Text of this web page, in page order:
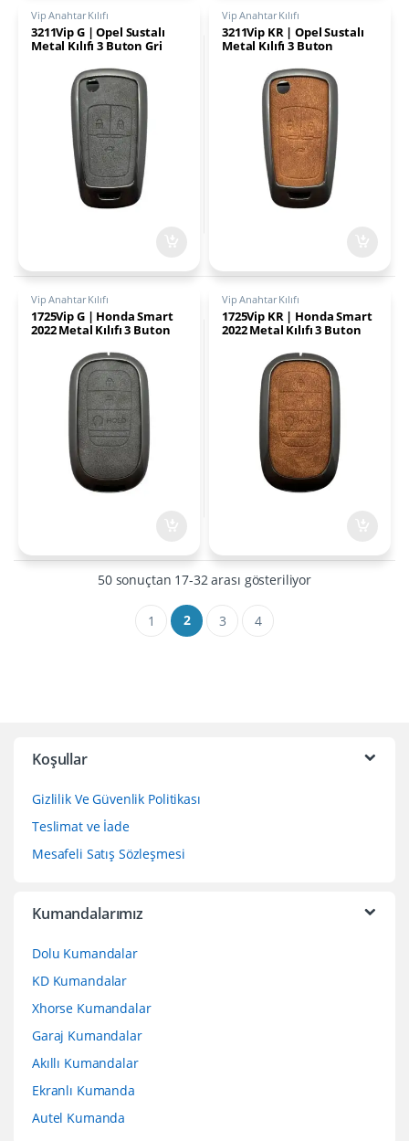
Vip Anahtar Kılıfı
3211Vip G | Opel Sustalı
Metal Kılıfı 3 Buton Gri
Vip Anahtar Kılıfı
3211Vip KR | Opel Sustalı
Metal Kılıfı 3 Buton
Vip Anahtar Kılıfı
1725Vip G | Honda Smart
2022 Metal Kılıfı 3 Buton
Vip Anahtar Kılıfı
1725Vip KR | Honda Smart
2022 Metal Kılıfı 3 Buton
50 sonuçtan 17-32 arası gösteriliyorEn yeniye göre
1 2 3 4
Koşullar
Gizlilik Ve Güvenlik Politikası
Teslimat ve İade
Mesafeli Satış Sözleşmesi
Kumandalarımız
Dolu Kumandalar
KD Kumandalar
Xhorse Kumandalar
Garaj Kumandalar
Akıllı Kumandalar
Ekranlı Kumanda
Autel Kumanda